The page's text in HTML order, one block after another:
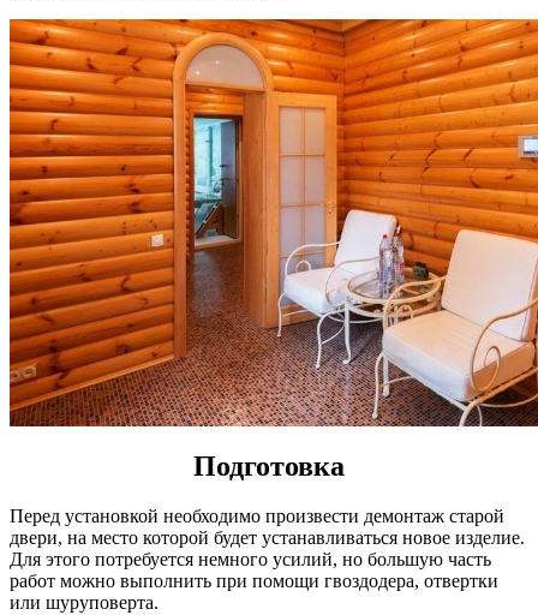
Подготовка
Перед установкой необходимо произвести демонтаж старой
двери, на место которой будет устанавливаться новое изделие.
Для этого потребуется немного усилий, но большую часть
работ можно выполнить при помощи гвоздодера, отвертки
или шуруповерта.